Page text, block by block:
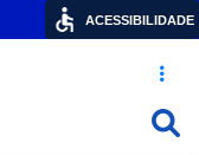
Acesso
ACESSIBILIDADE